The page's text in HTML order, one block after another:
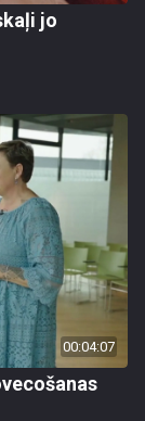
jo
00:04:07